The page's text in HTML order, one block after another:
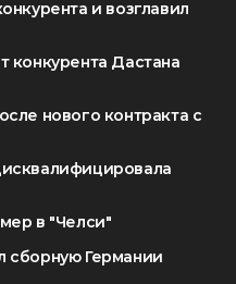
и возглавил
конкурента Дастана
нового контракта с
в "Челси"
сборную Германии